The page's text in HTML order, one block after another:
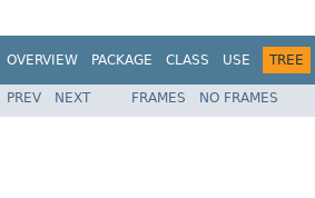
OVERVIEW PACKAGE CLASS USE TREE
PREV NEXT FRAMES NO FRAMES